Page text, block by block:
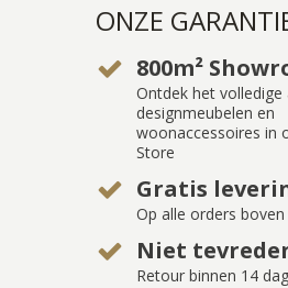
ONZE
800m²
Ontdek het
designmeubelen en
woonaccessoires in
Store
Gratis
Op alle orders
Niet
Retour binnen 14